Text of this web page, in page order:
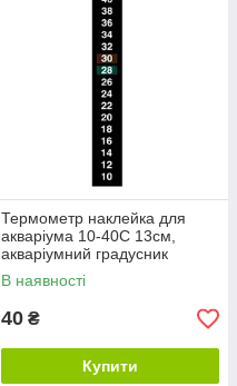
Термометр наклейка для
акваріума 10-40C 13см,
акваріумний градусник
В наявності
40 ₴
Купити